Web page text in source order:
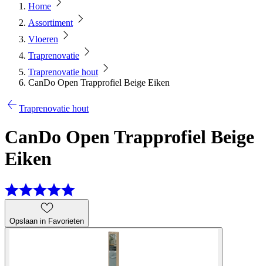
Home
Assortiment
Vloeren
Traprenovatie
Traprenovatie hout
CanDo Open Trapprofiel Beige Eiken
Traprenovatie hout
CanDo Open Trapprofiel Beige
Eiken
Opslaan in Favorieten